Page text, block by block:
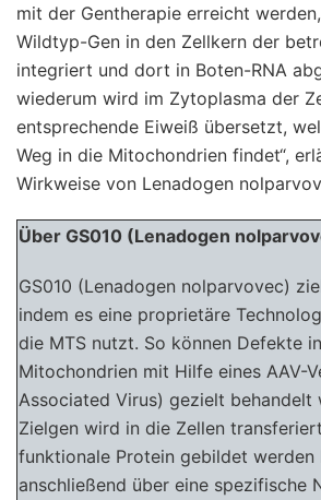
mit der Gentherapie erreicht
Wildtyp-Gen in den Zellkern der
integriert und dort in Boten-RNA
wiederum wird im Zytoplasma der
entsprechende Eiweiß übersetzt,
Weg in die Mitochondrien findet“,
Wirkweise von Lenadogen
Über GS010 (Lenadogen
GS010 (Lenadogen nolparvovec)
indem es eine proprietäre
die MTS nutzt. So können Defekte
Mitochondrien mit Hilfe eines AAV-
Associated Virus) gezielt behandelt
Zielgen wird in die Zellen
funktionale Protein gebildet werden
anschließend über eine spezifische